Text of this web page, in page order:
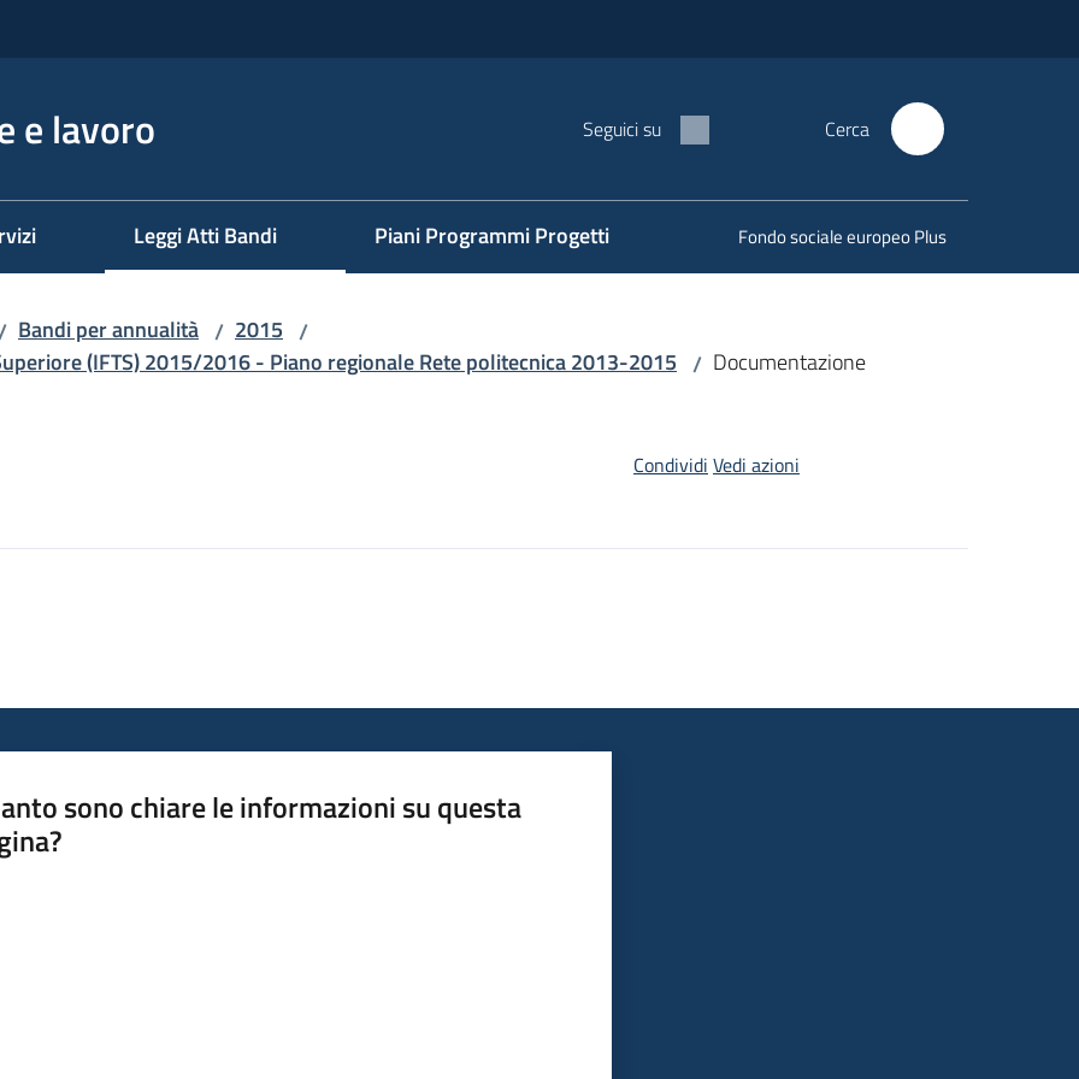
e lavoro Seguici su Cerca
Leggi Atti Bandi Piani Programmi Progetti Fondo sociale europeo Plus
Bandi per annualità / 2015 /
(IFTS) 2015/2016 - Piano regionale Rete politecnica 2013-2015 / Documentazione
Condividi Vedi azioni
sono chiare le informazioni su questa